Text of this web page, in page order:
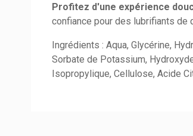
Profitez d'une expérience
confiance pour des lubrifiants de
Ingrédients : Aqua, Glycérine,
Sorbate de Potassium,
Isopropylique, Cellulose, Acide